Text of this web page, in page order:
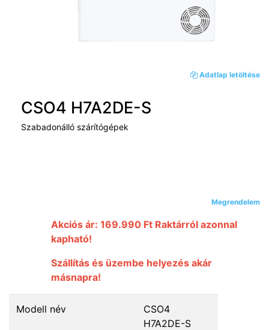
Adatlap letöltése
Megrendelem
CSO4 H7A2DE-S
Szabadonálló szárítógépek
Akciós ár: 169.990 Ft Raktárról azonnal
kapható!
Szállítás és üzembe helyezés akár
másnapra!
Modell név
CSO4
H7A2DE-S